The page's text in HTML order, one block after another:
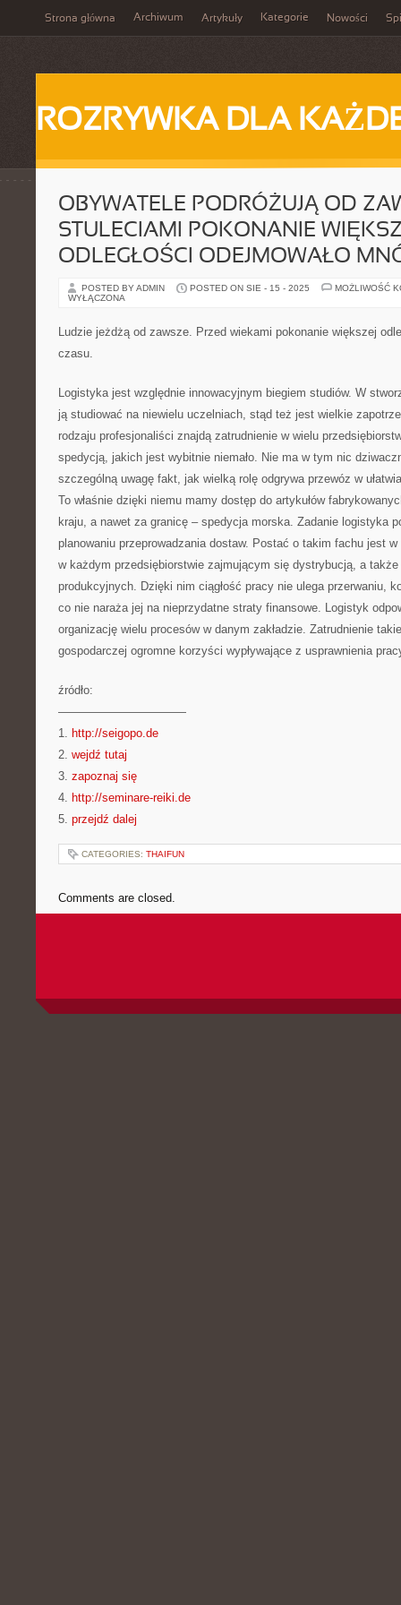
Strona główna Archiwum Artykuły Kategorie Nowości
ROZRYWKA DLA
OBYWATELE PODRÓŻUJĄ OD
STULECIAMI POKONANIE
ODLEGŁOŚCI ODEJMOWAŁO
POSTED BY ADMIN POSTED ON SIE - 15 - 2025
MOŻLIWOŚĆ
WYŁĄCZONA
Ludzie jeżdżą od zawsze. Przed wiekami pokonanie większej
czasu.
Logistyka jest względnie innowacyjnym biegiem studiów. W
ją studiować na niewielu uczelniach, stąd też jest wielkie
rodzaju profesjonaliści znajdą zatrudnienie w wielu
spedycją, jakich jest wybitnie niemało. Nie ma w tym nic
szczególną uwagę fakt, jak wielką rolę odgrywa przewóz w
To właśnie dzięki niemu mamy dostęp do artykułów
kraju, a nawet za granicę – spedycja morska. Zadanie logistyka
planowaniu przeprowadzania dostaw. Postać o takim fachu jest
w każdym przedsiębiorstwie zajmującym się dystrybucją, a
produkcyjnych. Dzięki nim ciągłość pracy nie ulega przerwaniu,
co nie naraża jej na nieprzydatne straty finansowe. Logistyk
organizację wielu procesów w danym zakładzie. Zatrudnienie
gospodarczej ogromne korzyści wypływające z usprawnienia
źródło:
———————————
1. http://seigopo.de
2. wejdź tutaj
3. zapoznaj się
4. http://seminare-reiki.de
5. przejdź dalej
CATEGORIES: THAIFUN
Comments are closed.